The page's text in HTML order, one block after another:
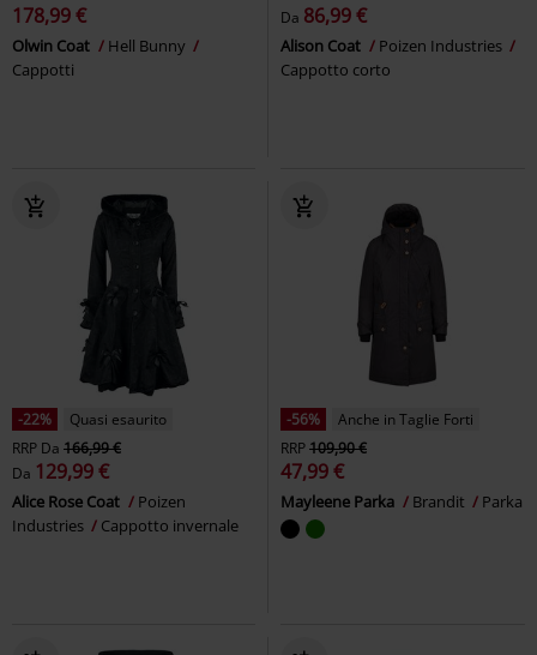
178,99 €
Olwin Coat
Hell Bunny
Cappotti
Da 86,99 €
Alison Coat
Poizen Industries
Cappotto corto
-22%
Quasi esaurito
RRP Da 166,99 €
Da 129,99 €
Alice Rose Coat
Poizen
Industries
Cappotto invernale
-56%
Anche in Taglie Forti
RRP109,90 €
47,99 €
Mayleene Parka Brandit Parka